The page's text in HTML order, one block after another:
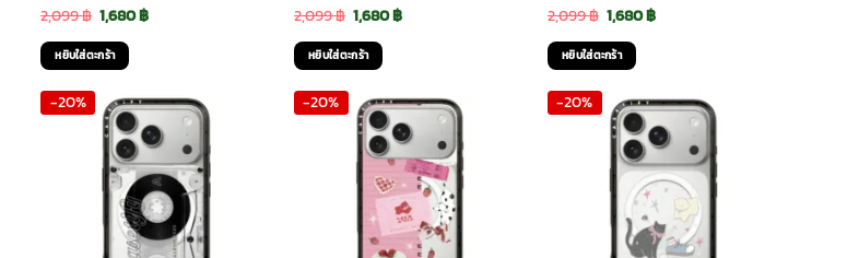
2,099฿ Original
price
was:
2,099 ฿.
1,680฿Current
1,680 ฿.
หยิบใส่ตะกร้า
2,099฿ Original
price
was:
2,099 ฿.
1,680฿Current
1,680 ฿.
หยิบใส่ตะกร้า
2,099฿ Original
price
was:
2,099 ฿.
1,680฿Current
1,680 ฿.
หยิบใส่ตะกร้า
-20% -20% -20%